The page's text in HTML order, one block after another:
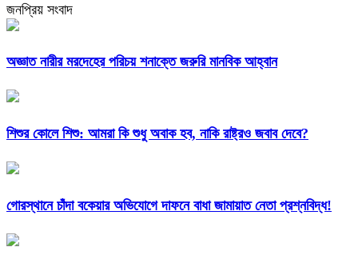
জনপ্রিয় সংবাদ
অজ্ঞাত নারীর মরদেহের পরিচয় শনাক্তে জরুরি মানবিক আহ্বান
শিশুর কোলে শিশু: আমরা কি শুধু অবাক হব, নাকি রাষ্ট্রও জবাব দেবে?
গোরস্থানে চাঁদা বকেয়ার অভিযোগে দাফনে বাধা জামায়াত নেতা প্রশ্নবিদ্ধ!